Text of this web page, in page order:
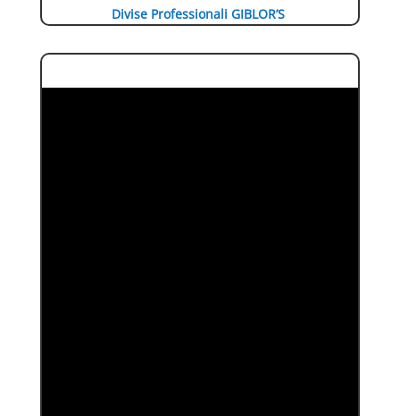
Divise Professionali GIBLOR’S